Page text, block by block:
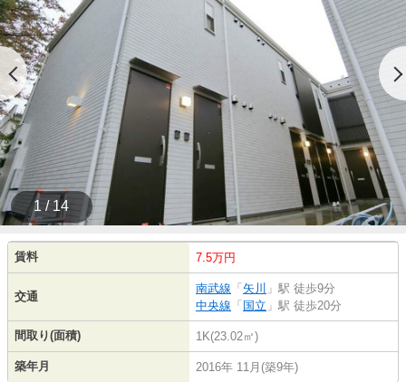
1 / 14
賃料 7.5万円
交通
南武線 「 矢川 」駅 徒歩9分
中央線 「 国立 」駅 徒歩20分
間取り(面積) 1K(23.02㎡)
築年月 2016年 11月(築9年)